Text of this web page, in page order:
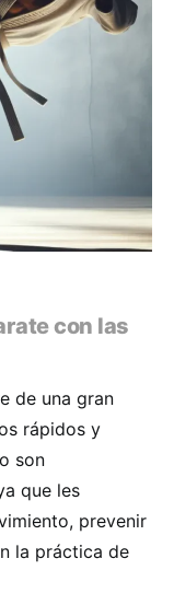
con las
de una gran
rápidos y
son
que les
prevenir
la práctica de